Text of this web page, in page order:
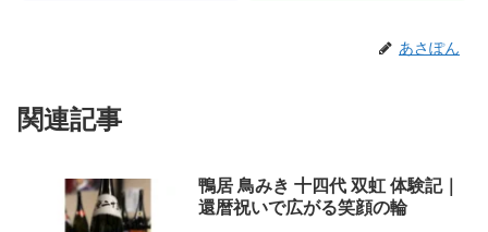
あさぽん
関連記事
鴨居 鳥みき 十四代 双虹 体験記｜
還暦祝いで広がる笑顔の輪